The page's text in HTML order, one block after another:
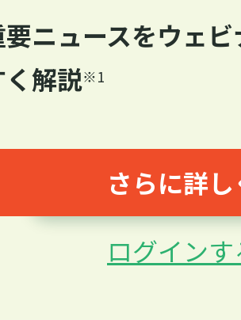
ニュースをウェ
く解説※1
さらに詳
ログイン
記事をお気に入りに